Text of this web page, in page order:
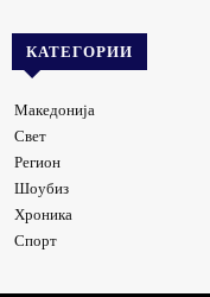
КАТЕГОРИИ
Македонија
Свет
Регион
Шоубиз
Хроника
Спорт